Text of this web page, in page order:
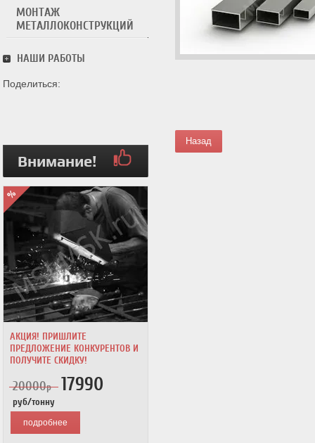
МОНТАЖ
МЕТАЛЛОКОНСТРУКЦИЙ
НАШИ РАБОТЫ
Поделиться:
Внимание!
АКЦИЯ! ПРИШЛИТЕ
ПРЕДЛОЖЕНИЕ КОНКУРЕНТОВ И
ПОЛУЧИТЕ СКИДКУ!
20000р 17990
руб/тонну
подробнее
Назад